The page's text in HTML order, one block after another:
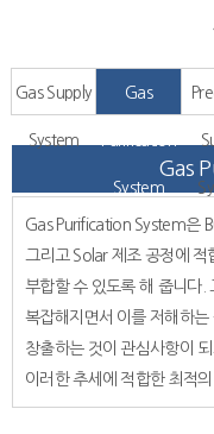
Gas Supply
System
Gas
System
Gas
Gas Purification System은
그리고 Solar 제조 공정에 적
부합할 수 있도록 해 줍니다.
복잡해지면서 이를 저해하
창출하는 것이 관심사항이
이러한 추세에 적합한 최적